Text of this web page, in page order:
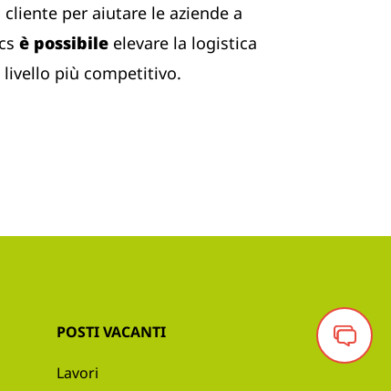
per aiutare le aziende a
è possibile elevare la logistica
livello più competitivo.
POSTI VACANTI
Lavori